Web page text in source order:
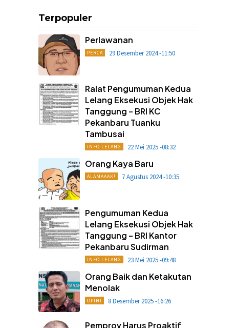
Terpopuler
Perlawanan
PERCA 29 Desember 2024 -11:50
Ralat Pengumuman Kedua
Lelang Eksekusi Objek Hak
Tanggung – BRI KC
Pekanbaru Tuanku
Tambusai
INFO LELANG 22 Mei 2025 -08:32
Orang Kaya Baru
ALAMAAAK! 7 Agustus 2024 -10:35
Pengumuman Kedua
Lelang Eksekusi Objek Hak
Tanggung – BRI Kantor
Pekanbaru Sudirman
INFO LELANG 23 Mei 2025 -09:48
Orang Baik dan Ketakutan
Menolak
OPINI 8 Desember 2025 -16:26
Pemprov Harus Proaktif